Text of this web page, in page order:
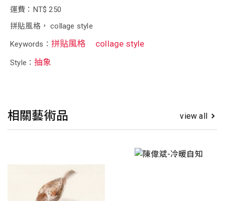
運費：NT$ 250
拼貼風格， collage style
Keywords： 拼貼風格 collage style
Style：抽象
相關藝術品 view all